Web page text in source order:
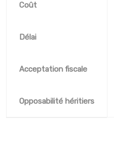
Coût
Délai
Acceptation fiscale
Opposabilité héritiers